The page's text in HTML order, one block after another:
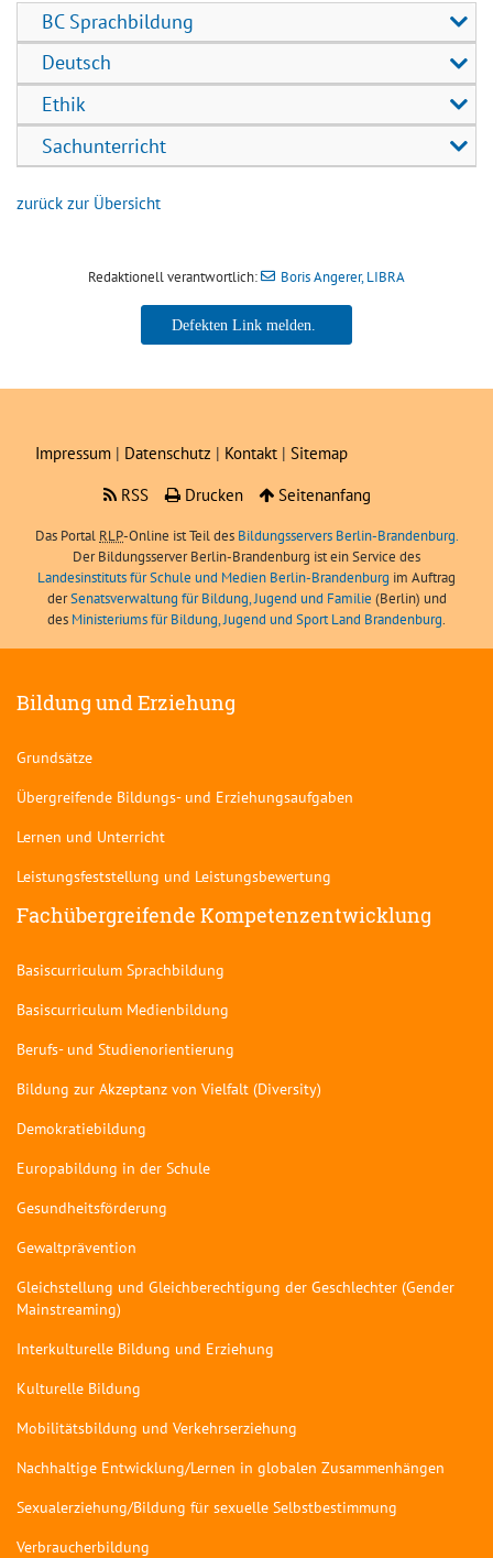
BC Sprachbildung
Deutsch
Ethik
Sachunterricht
zurück zur Übersicht
Redaktionell verantwortlich: Boris Angerer, LIBRA
Boris Angerer, LIBRA
Impressum | Datenschutz | Kontakt | Sitemap
RSS
Drucken Seitenanfang
Das Portal RLP-Online ist Teil des Bildungsservers Berlin-Brandenburg.
Der Bildungsserver Berlin-Brandenburg ist ein Service des
Landesinstituts für Schule und Medien Berlin-Brandenburg im Auftrag
derSenatsverwaltung für Bildung, Jugend und Familie (Berlin) und
des Ministeriums für Bildung, Jugend und Sport Land Brandenburg.
Bildung und Erziehung
Grundsätze
Übergreifende Bildungs- und Erziehungsaufgaben
Lernen und Unterricht
Leistungsfeststellung und Leistungsbewertung
Fachübergreifende Kompetenzentwicklung
Basiscurriculum Sprachbildung
Basiscurriculum Medienbildung
Berufs- und Studienorientierung
Bildung zur Akzeptanz von Vielfalt (Diversity)
Demokratiebildung
Europabildung in der Schule
Gesundheitsförderung
Gewaltprävention
Gleichstellung und Gleichberechtigung der Geschlechter (Gender
Mainstreaming)
Interkulturelle Bildung und Erziehung
Kulturelle Bildung
Mobilitätsbildung und Verkehrserziehung
Nachhaltige Entwicklung/Lernen in globalen Zusammenhängen
Sexualerziehung/Bildung für sexuelle Selbstbestimmung
Verbraucherbildung